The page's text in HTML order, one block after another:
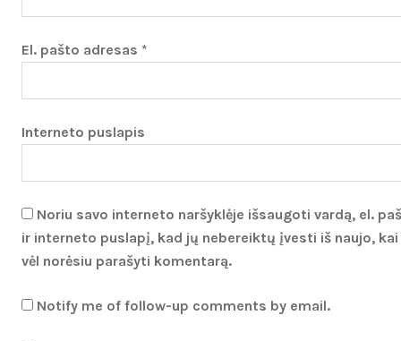
El. pašto adresas *
Interneto puslapis
Noriu savo interneto naršyklėje išsaugoti vardą, el.
ir interneto puslapį, kad jų nebereiktų įvesti iš naujo,
vėl norėsiu parašyti komentarą.
Notify me of follow-up comments by email.